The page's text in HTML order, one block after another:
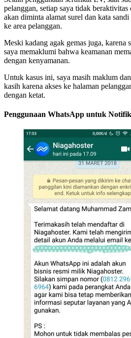
pelanggan, setiap saya tidak beraktivitas
akan diminta alamat surel dan kata
ke area pelanggan.
Meski kadang agak gemas juga, karena
saya memaklumi bahwa keamanan
dengan kenyamanan.
Untuk kasus ini, saya masih maklum
kasih karena akses ke halaman
dengan ketat.
Penggunaan WhatsApp untuk